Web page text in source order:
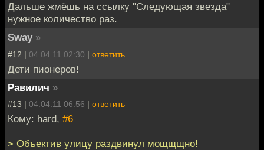
Дальше жмёшь на ссылку "Следующая звезда"
нужное количество раз.
Sway »
#12 | 04.04.11 02:30 | ответить
Дети пионеров!
Равилич »
#13 | 04.04.11 06:56 | ответить
Кому: hard, #6
> Объектив улицу раздвинул мощщщно!